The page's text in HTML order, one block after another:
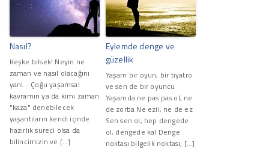
Nasıl?
Keşke bilsek! Neyin ne
zaman ve nasıl olacağını
yani... Çoğu yaşamsal
kavramın ya da kimi zaman
"kaza" denebilecek
yaşantıların kendi içinde
hazırlık süreci olsa da
bilincimizin ve […]
Eylemde denge ve
güzellik
Yaşam bir oyun, bir tiyatro
ve sen de bir oyuncu
Yaşamda ne pas pas ol, ne
de zorba Ne ezil, ne de ez
Sen sen ol, hep dengede
ol, dengede kal Denge
noktası bilgelik noktası, […]